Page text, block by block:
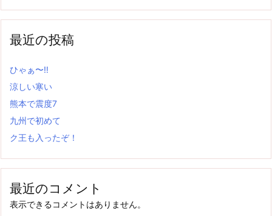
最近の投稿
ひゃぁ〜‼
涼しい寒い
熊本で震度7
九州で初めて
ク王も入ったぞ！
最近のコメント
表示できるコメントはありません。